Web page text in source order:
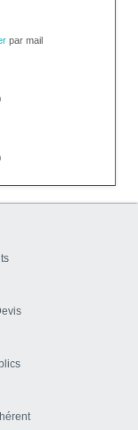
par mail